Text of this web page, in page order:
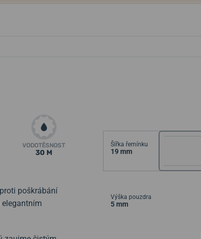
VODOTĚSNOST
30 M
poškrábání
elegantním
Šířka řemínku
19 mm
Výška pouzdra
5 mm